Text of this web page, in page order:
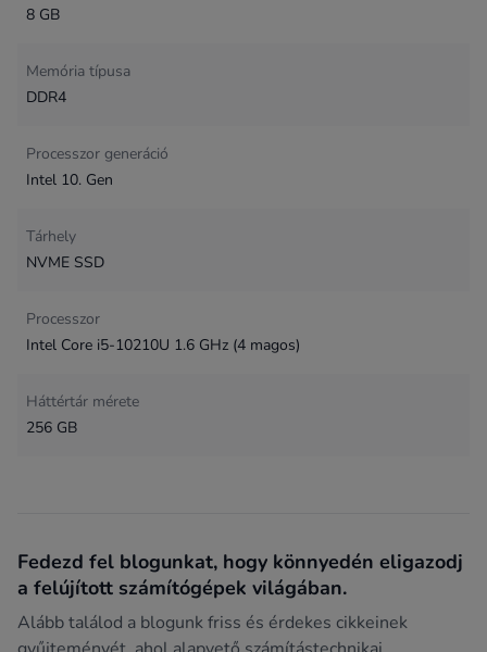
8 GB
Memória típusa
DDR4
Processzor generáció
Intel 10. Gen
Tárhely
NVME SSD
Processzor
Intel Core i5-10210U 1.6 GHz (4 magos)
Háttértár mérete
256 GB
Fedezd fel blogunkat, hogy könnyedén eligazodj
a felújított számítógépek világában.
Alább találod a blogunk friss és érdekes cikkeinek